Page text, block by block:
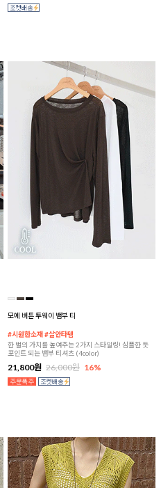
모에 버튼 투웨이 뱀부 티
#시원한소재 #살안타템
한 벌의 가치를 높여주는 2가지 스타일링! 심플한 듯
포인트 되는 뱀부 티셔츠 (4color)
21,800원 26,000원 16%